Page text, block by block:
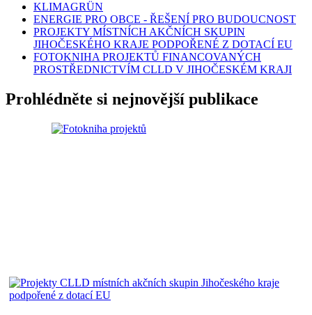
KLIMAGRÜN
ENERGIE PRO OBCE - ŘEŠENÍ PRO BUDOUCNOST
PROJEKTY MÍSTNÍCH AKČNÍCH SKUPIN
JIHOČESKÉHO KRAJE PODPOŘENÉ Z DOTACÍ EU
FOTOKNIHA PROJEKTŮ FINANCOVANÝCH
PROSTŘEDNICTVÍM CLLD V JIHOČESKÉM KRAJI
Prohlédněte si nejnovější publikace